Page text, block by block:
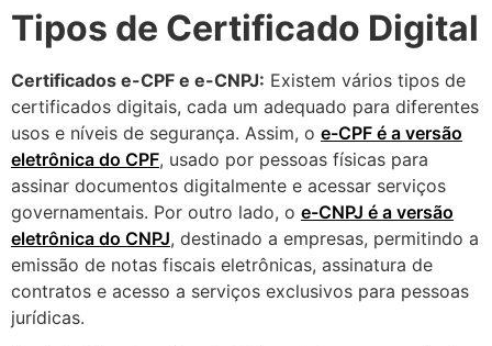
Tipos de Certificado Digital
Certificados e-CPF e e-CNPJ: Existem vários tipos de
certificados digitais, cada um adequado para diferentes
usos e níveis de segurança. Assim, o e-CPF é a versão
eletrônica do CPF, usado por pessoas físicas para
assinar documentos digitalmente e acessar serviços
governamentais. Por outro lado, o e-CNPJ é a versão
eletrônica do CNPJ, destinado a empresas, permitindo a
emissão de notas fiscais eletrônicas, assinatura de
contratos e acesso a serviços exclusivos para pessoas
jurídicas.